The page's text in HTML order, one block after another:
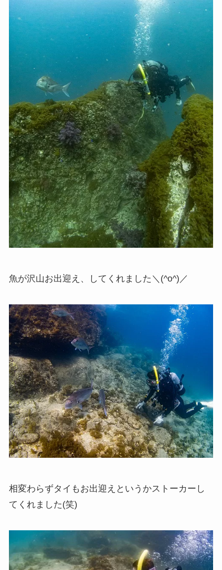
魚が沢山お出迎え、してくれました＼(^o^)／
相変わらずタイもお出迎えというかストーカーし
てくれました(笑)